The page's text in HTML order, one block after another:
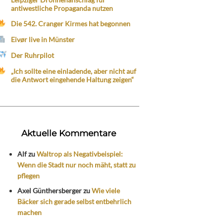
antiwestliche Propaganda nutzen
Die 542. Cranger Kirmes hat begonnen
Eivør live in Münster
Der Ruhrpilot
„Ich sollte eine einladende, aber nicht auf
die Antwort eingehende Haltung zeigen“
Aktuelle Kommentare
AlfzuWaltrop als Negativbeispiel:
Wenn die Stadt nur noch mäht, statt zu
pflegen
Axel GünthersbergerzuWie viele
Bäcker sich gerade selbst entbehrlich
machen